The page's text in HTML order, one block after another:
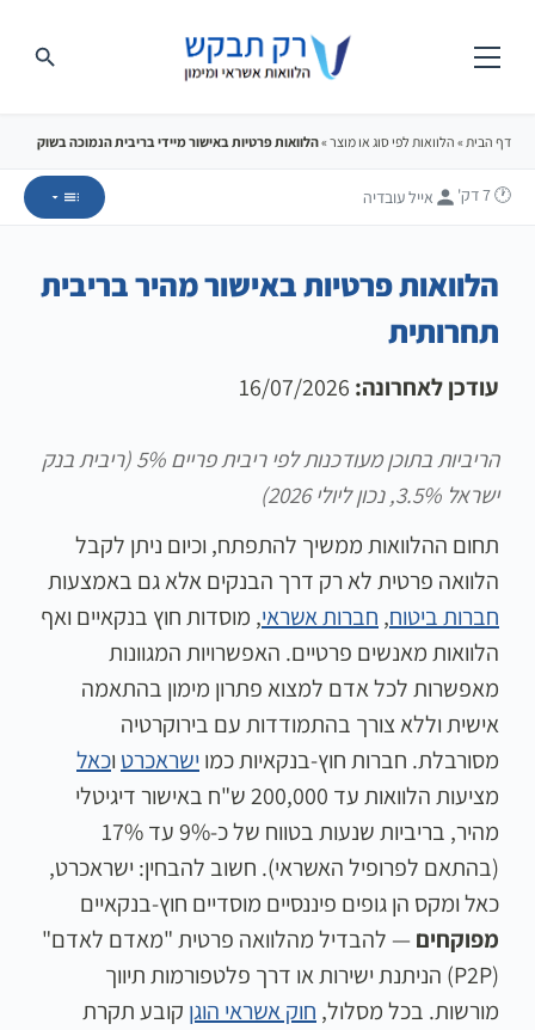
דף הבית» הלוואות לפי סוג או מוצר»הלוואות פרטיות באישור מיידי בריבית הנמוכה בשוק
🕐 7 דק' אייל עובדיה
הלוואות פרטיות באישור מהיר בריבית
תחרותית
עודכן לאחרונה:
הריביות בתוכן מעודכנות לפי ריבית פריים 5% (ריבית בנק
ישראל 3.5%, נכון ליולי 2026)
תחום ההלוואות ממשיך להתפתח, וכיום ניתן לקבל
הלוואה פרטית לא רק דרך הבנקים אלא גם באמצעות
חברות ביטוח, חברות אשראי, מוסדות חוץ בנקאיים ואף
הלוואות מאנשים פרטיים. האפשרויות המגוונות
מאפשרות לכל אדם למצוא פתרון מימון בהתאמה
אישית וללא צורך בהתמודדות עם בירוקרטיה
מסורבלת. חברות חוץ-בנקאיות כמו ישראכרט וכאל
מציעות הלוואות עד 200,000 ש"ח באישור דיגיטלי
מהיר, בריביות שנעות בטווח של כ-9% עד 17%
(בהתאם לפרופיל האשראי). חשוב להבחין: ישראכרט,
כאל ומקס הן גופים פיננסיים מוסדיים חוץ-בנקאיים
מפוקחים — להבדיל מהלוואה פרטית "מאדם לאדם"
(P2P) הניתנת ישירות או דרך פלטפורמות תיווך
מורשות. בכל מסלול, חוק אשראי הוגן קובע תקרת